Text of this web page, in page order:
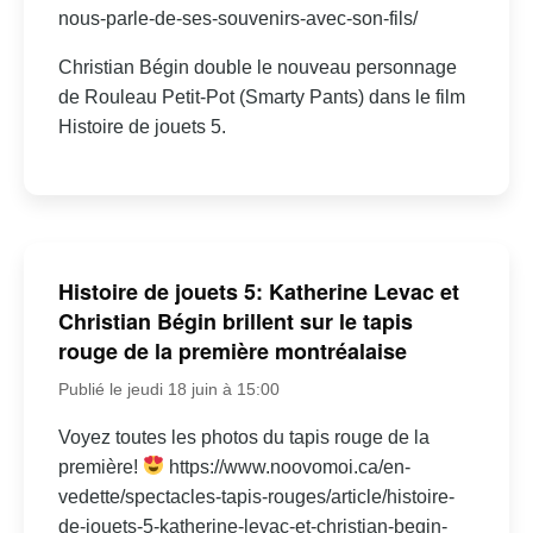
nous-parle-de-ses-souvenirs-avec-son-fils/
Christian Bégin double le nouveau personnage
de Rouleau Petit-Pot (Smarty Pants) dans le film
Histoire de jouets 5.
Histoire de jouets 5: Katherine Levac et
Christian Bégin brillent sur le tapis
rouge de la première montréalaise
Publié le jeudi 18 juin à 15:00
Voyez toutes les photos du tapis rouge de la
première!
https://www.noovomoi.ca/en-
vedette/spectacles-tapis-rouges/article/histoire-
de-jouets-5-katherine-levac-et-christian-begin-